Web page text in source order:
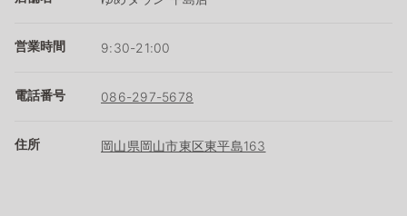
営業時間 9:30-21:00
電話番号 086-297-5678
住所 岡山県岡山市東区東平島163